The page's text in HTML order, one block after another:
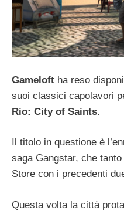
Gameloft ha reso
suoi classici capolavori
Rio: City of Saints.
Il titolo in questione è
saga Gangstar, che
Store con i precedenti
Questa volta la città